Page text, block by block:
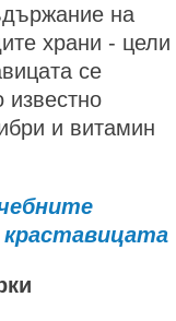
на
храни - цели
се
и витамин